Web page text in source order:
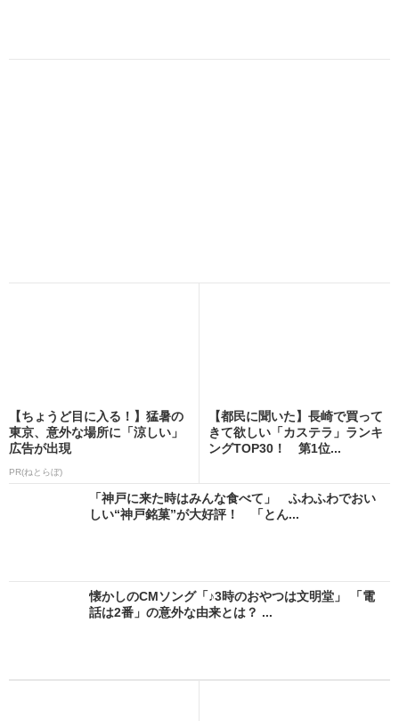
【ちょうど目に入る！】猛暑の
東京、意外な場所に「涼しい」
広告が出現
PR(ねとらぼ)
【都民に聞いた】長崎で買って
きて欲しい「カステラ」ランキ
ングTOP30！ 第1位...
「神戸に来た時はみんな食べて」 ふわふわでおい
しい“神戸銘菓”が大好評！ 「とん...
懐かしのCMソング「♪3時のおやつは文明堂」 「電
話は2番」の意外な由来とは？ ...